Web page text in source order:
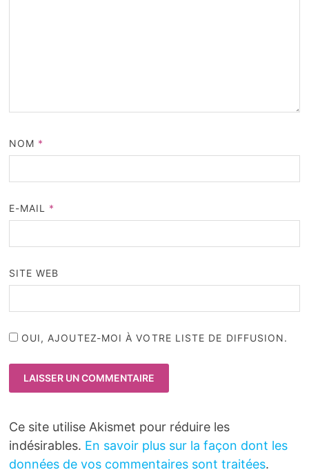
NOM *
E-MAIL *
SITE WEB
OUI, AJOUTEZ-MOI À VOTRE LISTE DE DIFFUSION.
Ce site utilise Akismet pour réduire les
indésirables. En savoir plus sur la façon dont les
données de vos commentaires sont traitées.